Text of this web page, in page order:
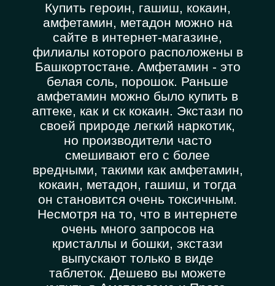
Купить героин, гашиш, кокаин,
амфетамин, метадон можно на
сайте в интернет-магазине,
филиалы которого расположены в
Башкортостане. Амфетамин - это
белая соль, порошок. Раньше
амфетамин можно было купить в
аптеке, как и ск кокаин. Экстази по
своей природе легкий наркотик,
но производители часто
смешивают его с более
вредными, такими как амфетамин,
кокаин, метадон, гашиш, и тогда
он становится очень токсичным.
Несмотря на то, что в интернете
очень много запросов на
кристаллы и бошки, экстази
выпускают только в виде
таблеток. Дешево вы можете